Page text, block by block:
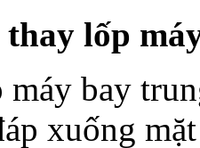
lốp
bay
xuống